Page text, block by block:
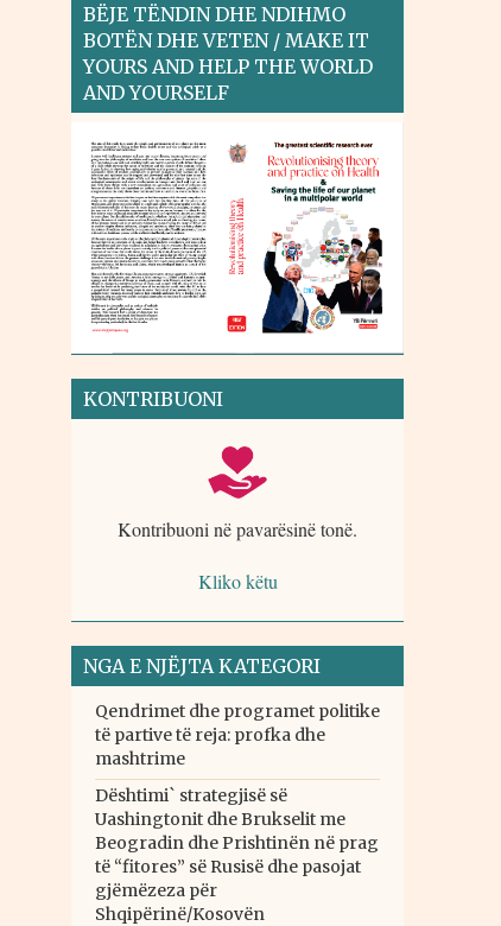
BËJE TËNDIN DHE NDIHMO
BOTËN DHE VETEN / MAKE IT
YOURS AND HELP THE WORLD
AND YOURSELF
KONTRIBUONI
Kontribuoni në pavarësinë tonë.
Kliko këtu
NGA E NJËJTA KATEGORI
Qendrimet dhe programet politike
të partive të reja: profka dhe
mashtrime
Dështimi` strategjisë së
Uashingtonit dhe Brukselit me
Beogradin dhe Prishtinën në prag
të “fitores” së Rusisë dhe pasojat
gjëmëzeza për
Shqipërinë/Kosovën